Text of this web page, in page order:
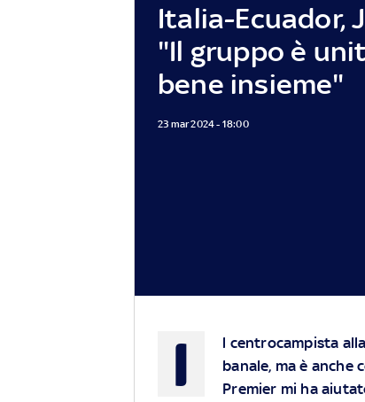
Italia-Ecuador,
"Il gruppo è
bene insieme"
23 mar 2024 - 18:00
I
l centrocampista
banale, ma è anche
Premier mi ha